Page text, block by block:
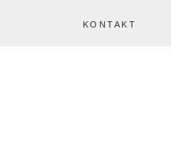
KONTAKT